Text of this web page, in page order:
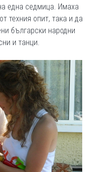
една седмица. Имаха
техния опит, така и да
български народни
и танци.